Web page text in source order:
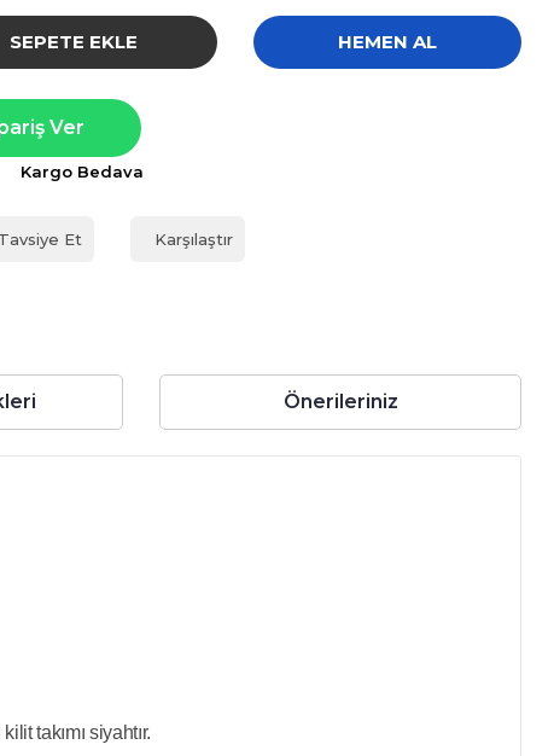
SEPETE EKLE HEMEN AL
Ver
Kargo Bedava
Tavsiye Et Karşılaştır
Önerileriniz
takımı siyahtır.